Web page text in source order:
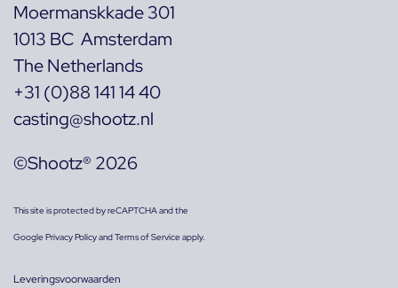
Moermanskkade 301
1013 BC Amsterdam
The Netherlands
+31 (0)88 141 14 40
casting@shootz.nl
©Shootz® 2026
This site is protected by reCAPTCHA and the
GooglePrivacy PolicyandTerms of Serviceapply.
Leveringsvoorwaarden